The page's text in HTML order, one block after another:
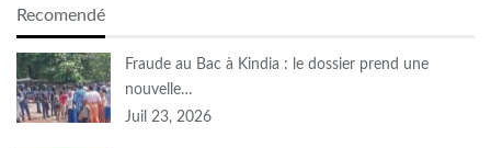
Recomendé
Fraude au Bac à Kindia : le dossier prend une
nouvelle…
Juil 23, 2026